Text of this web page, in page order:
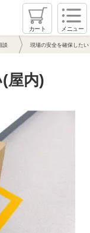
カート メニュー
談 現場の安全を確保したい
屋内)